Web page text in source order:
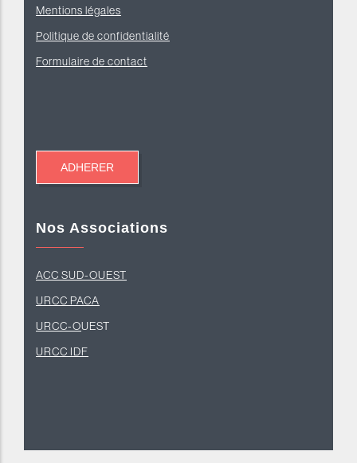
Mentions légales
Politique de confidentialité
Formulaire de contact
Nos Associations
ACC SUD-OUEST
URCC PACA
URCC-OUEST
URCC IDF